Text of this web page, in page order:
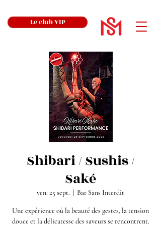
Le club VIP
Shibari / Sushis /
Saké
ven. 25 sept. Bar Sans Interdit
Une expérience où la beauté des gestes, la tension
douce et la délicatesse des saveurs se rencontrent.